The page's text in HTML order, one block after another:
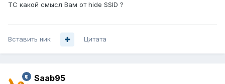
ТС какой смысл Вам от hide SSID ?
Вставить ник Цитата
Saab95